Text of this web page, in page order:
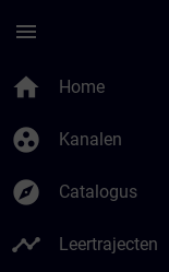
menu
home Home
group_work Kanalen
explore Catalogus
timeline Leertrajecten